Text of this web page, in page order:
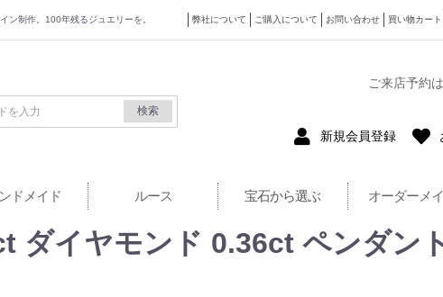
ン制作。100年残るジュエリーを。 弊社について ご購入について お問い合わせ 買い物カート
イト
検索
ご来店予約
新規会員登録
ドメイド ルース 宝石から選ぶ オーダーメ
ダイヤモンド 0.36ct ペンダン